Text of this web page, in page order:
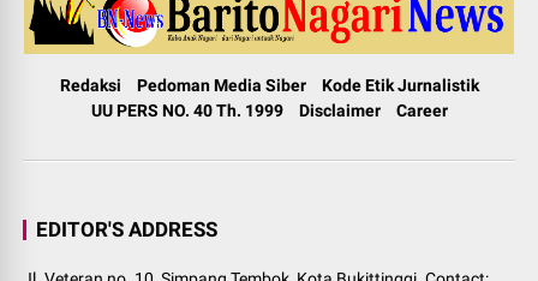
Redaksi Pedoman Media Siber
Kode Etik Jurnalistik
UU PERS NO. 40 Th. 1999
Disclaimer Career
EDITOR'S ADDRESS